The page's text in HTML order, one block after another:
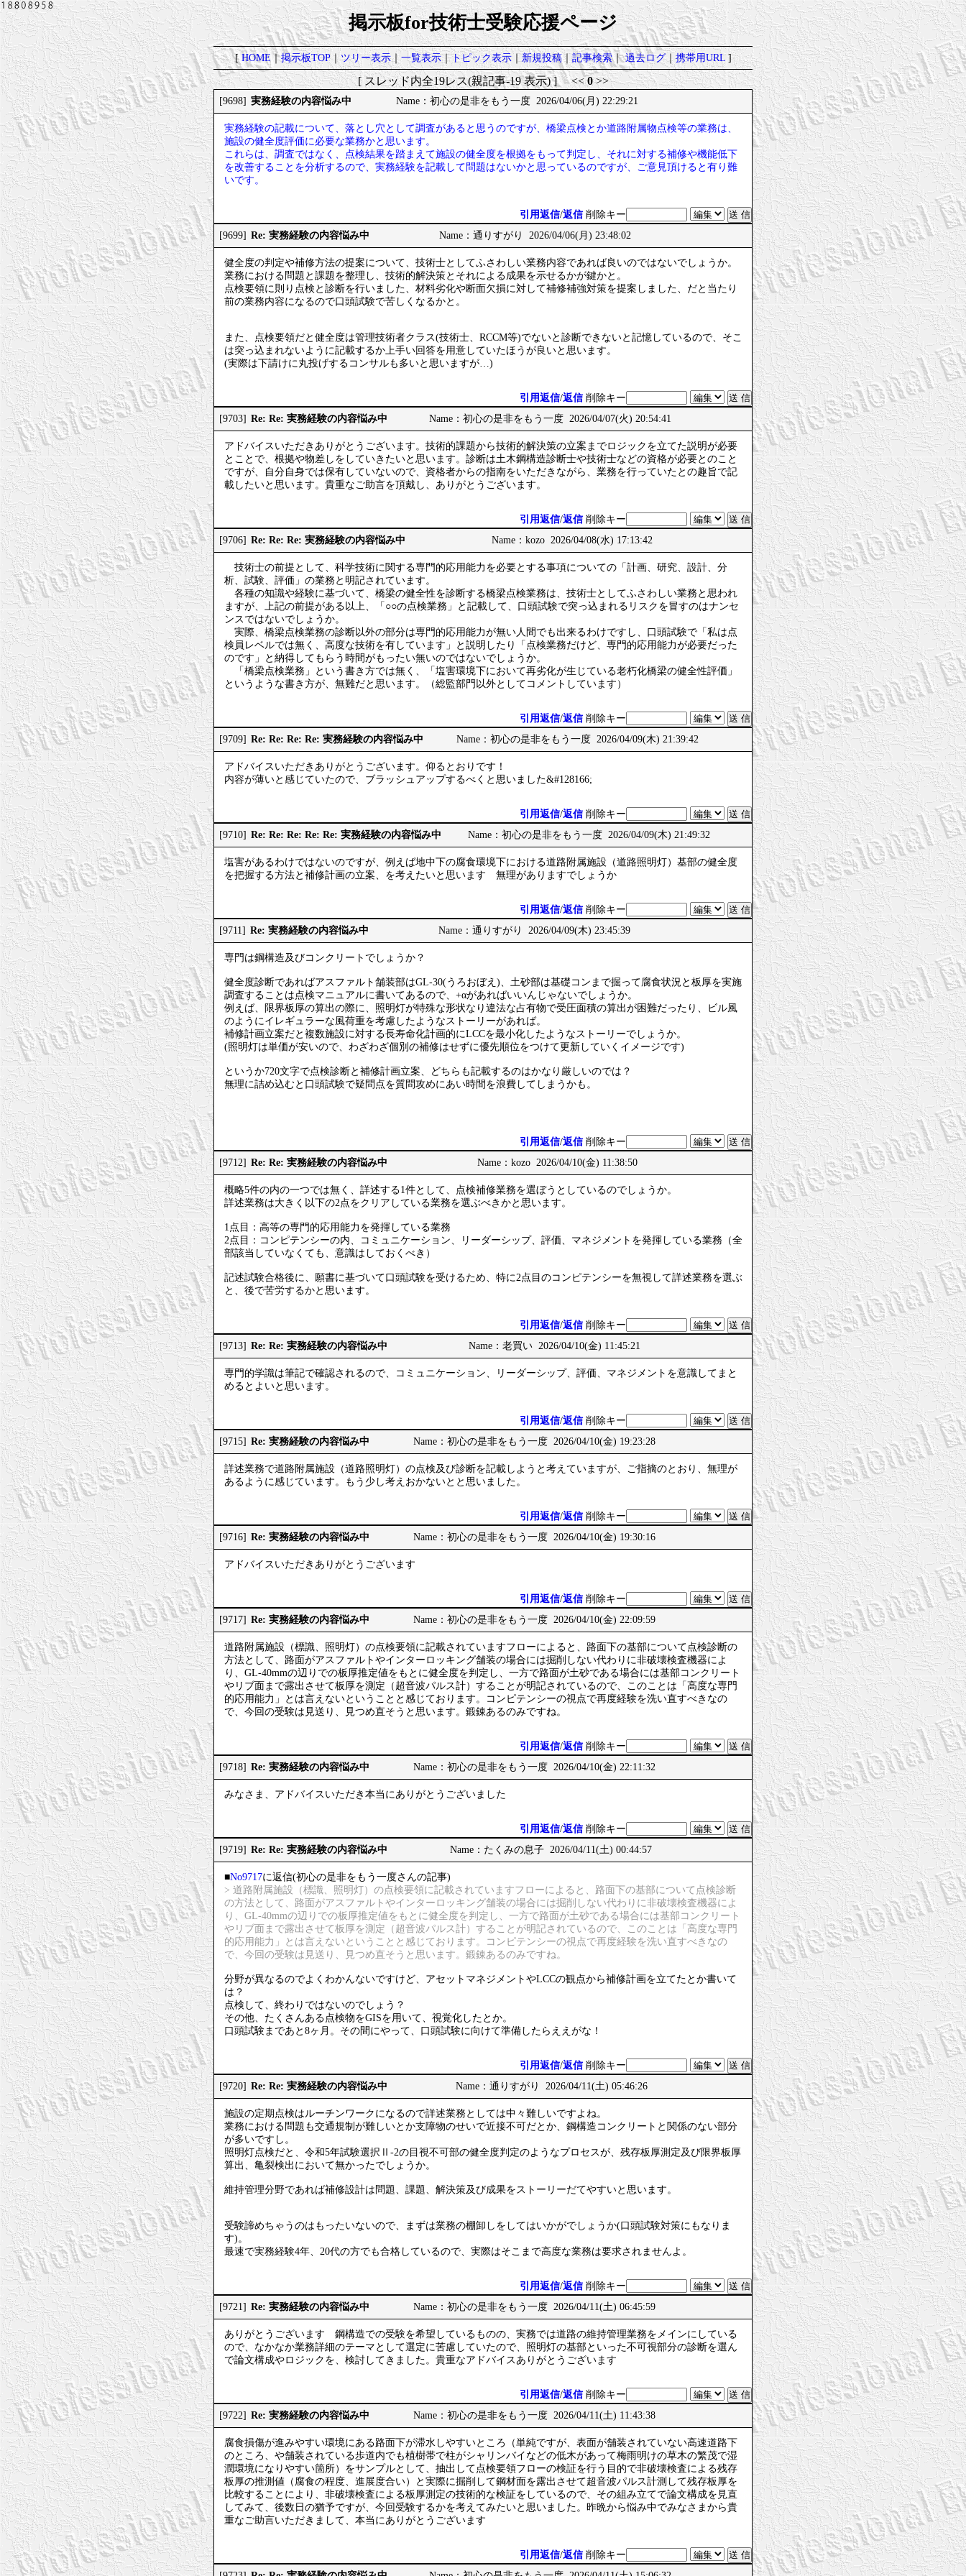
掲示板for技術士受験応援ページ
[HOME｜掲示板TOP｜ツリー表示｜一覧表示｜トピック表示｜新規投稿｜記事検索｜過去ログ｜携帯用URL]
[ スレッド内全19レス(親記事-19 表示) ] <<0>>
[9698] 実務経験の内容悩み中 Name：初心の是非をもう一度 2026/04/06(月) 22:29:21
実務経験の記載について、落とし穴として調査があると思うのですが、橋梁点検とか道路附属物点検等の業務は、
施設の健全度評価に必要な業務かと思います。
これらは、調査ではなく、点検結果を踏まえて施設の健全度を根拠をもって判定し、それに対する補修や機能低下
を改善することを分析するので、実務経験を記載して問題はないかと思っているのですが、ご意見頂けると有り難
いです。
引用返信/返信 削除キー
[9699] Re: 実務経験の内容悩み中 Name：通りすがり 2026/04/06(月) 23:48:02
健全度の判定や補修方法の提案について、技術士としてふさわしい業務内容であれば良いのではないでしょうか。
業務における問題と課題を整理し、技術的解決策とそれによる成果を示せるかが鍵かと。
点検要領に則り点検と診断を行いました、材料劣化や断面欠損に対して補修補強対策を提案しました、だと当たり
前の業務内容になるので口頭試験で苦しくなるかと。
また、点検要領だと健全度は管理技術者クラス(技術士、RCCM等)でないと診断できないと記憶しているので、そこ
は突っ込まれないように記載するか上手い回答を用意していたほうが良いと思います。
(実際は下請けに丸投げするコンサルも多いと思いますが…)
引用返信/返信 削除キー
[9703] Re: Re: 実務経験の内容悩み中 Name：初心の是非をもう一度 2026/04/07(火) 20:54:41
アドバイスいただきありがとうございます。技術的課題から技術的解決策の立案までロジックを立てた説明が必要
とことで、根拠や物差しをしていきたいと思います。診断は土木鋼構造診断士や技術士などの資格が必要とのこと
ですが、自分自身では保有していないので、資格者からの指南をいただきながら、業務を行っていたとの趣旨で記
載したいと思います。貴重なご助言を頂戴し、ありがとうございます。
引用返信/返信 削除キー
[9706] Re: Re: Re: 実務経験の内容悩み中 Name：kozo 2026/04/08(水) 17:13:42
技術士の前提として、科学技術に関する専門的応用能力を必要とする事項についての「計画、研究、設計、分
析、試験、評価」の業務と明記されています。
各種の知識や経験に基づいて、橋梁の健全性を診断する橋梁点検業務は、技術士としてふさわしい業務と思われ
ますが、上記の前提がある以上、「○○の点検業務」と記載して、口頭試験で突っ込まれるリスクを冒すのはナンセ
ンスではないでしょうか。
実際、橋梁点検業務の診断以外の部分は専門的応用能力が無い人間でも出来るわけですし、口頭試験で「私は点
検員レベルでは無く、高度な技術を有しています」と説明したり「点検業務だけど、専門的応用能力が必要だった
のです」と納得してもらう時間がもったい無いのではないでしょうか。
「橋梁点検業務」という書き方では無く、「塩害環境下において再劣化が生じている老朽化橋梁の健全性評価」
というような書き方が、無難だと思います。（総監部門以外としてコメントしています）
引用返信/返信 削除キー
[9709] Re: Re: Re: Re: 実務経験の内容悩み中 Name：初心の是非をもう一度 2026/04/09(木) 21:39:42
アドバイスいただきありがとうございます。仰るとおりです！
内容が薄いと感じていたので、ブラッシュアップするべくと思いました&#128166;
引用返信/返信 削除キー
[9710] Re: Re: Re: Re: Re: 実務経験の内容悩み中 Name：初心の是非をもう一度 2026/04/09(木) 21:49:32
塩害があるわけではないのですが、例えば地中下の腐食環境下における道路附属施設（道路照明灯）基部の健全度
を把握する方法と補修計画の立案、を考えたいと思います 無理がありますでしょうか
引用返信/返信 削除キー
[9711] Re: 実務経験の内容悩み中 Name：通りすがり 2026/04/09(木) 23:45:39
専門は鋼構造及びコンクリートでしょうか？
健全度診断であればアスファルト舗装部はGL-30(うろおぼえ)、土砂部は基礎コンまで掘って腐食状況と板厚を実施
調査することは点検マニュアルに書いてあるので、+αがあればいいんじゃないでしょうか。
例えば、限界板厚の算出の際に、照明灯が特殊な形状なり違法な占有物で受圧面積の算出が困難だったり、ビル風
のようにイレギュラーな風荷重を考慮したようなストーリーがあれば。
補修計画立案だと複数施設に対する長寿命化計画的にLCCを最小化したようなストーリーでしょうか。
(照明灯は単価が安いので、わざわざ個別の補修はせずに優先順位をつけて更新していくイメージです)
というか720文字で点検診断と補修計画立案、どちらも記載するのはかなり厳しいのでは？
無理に詰め込むと口頭試験で疑問点を質問攻めにあい時間を浪費してしまうかも。
引用返信/返信 削除キー
[9712] Re: Re: 実務経験の内容悩み中 Name：kozo 2026/04/10(金) 11:38:50
概略5件の内の一つでは無く、詳述する1件として、点検補修業務を選ぼうとしているのでしょうか。
詳述業務は大きく以下の2点をクリアしている業務を選ぶべきかと思います。
1点目：高等の専門的応用能力を発揮している業務
2点目：コンピテンシーの内、コミュニケーション、リーダーシップ、評価、マネジメントを発揮している業務（全
部該当していなくても、意識はしておくべき）
記述試験合格後に、願書に基づいて口頭試験を受けるため、特に2点目のコンピテンシーを無視して詳述業務を選ぶ
と、後で苦労するかと思います。
引用返信/返信 削除キー
[9713] Re: Re: 実務経験の内容悩み中 Name：老買い 2026/04/10(金) 11:45:21
専門的学識は筆記で確認されるので、コミュニケーション、リーダーシップ、評価、マネジメントを意識してまと
めるとよいと思います。
引用返信/返信 削除キー
[9715] Re: 実務経験の内容悩み中 Name：初心の是非をもう一度 2026/04/10(金) 19:23:28
詳述業務で道路附属施設（道路照明灯）の点検及び診断を記載しようと考えていますが、ご指摘のとおり、無理が
あるように感じています。もう少し考えおかないとと思いました。
引用返信/返信 削除キー
[9716] Re: 実務経験の内容悩み中 Name：初心の是非をもう一度 2026/04/10(金) 19:30:16
アドバイスいただきありがとうございます
引用返信/返信 削除キー
[9717] Re: 実務経験の内容悩み中 Name：初心の是非をもう一度 2026/04/10(金) 22:09:59
道路附属施設（標識、照明灯）の点検要領に記載されていますフローによると、路面下の基部について点検診断の
方法として、路面がアスファルトやインターロッキング舗装の場合には掘削しない代わりに非破壊検査機器によ
り、GL-40mmの辺りでの板厚推定値をもとに健全度を判定し、一方で路面が土砂である場合には基部コンクリート
やリブ面まで露出させて板厚を測定（超音波パルス計）することが明記されているので、このことは「高度な専門
的応用能力」とは言えないということと感じております。コンピテンシーの視点で再度経験を洗い直すべきなの
で、今回の受験は見送り、見つめ直そうと思います。鍛錬あるのみですね。
引用返信/返信 削除キー
[9718] Re: 実務経験の内容悩み中 Name：初心の是非をもう一度 2026/04/10(金) 22:11:32
みなさま、アドバイスいただき本当にありがとうございました
引用返信/返信 削除キー
[9719] Re: Re: 実務経験の内容悩み中 Name：たくみの息子 2026/04/11(土) 00:44:57
■No9717に返信(初心の是非をもう一度さんの記事)
> 道路附属施設（標識、照明灯）の点検要領に記載されていますフローによると、路面下の基部について点検診断
の方法として、路面がアスファルトやインターロッキング舗装の場合には掘削しない代わりに非破壊検査機器によ
り、GL-40mmの辺りでの板厚推定値をもとに健全度を判定し、一方で路面が土砂である場合には基部コンクリート
やリブ面まで露出させて板厚を測定（超音波パルス計）することが明記されているので、このことは「高度な専門
的応用能力」とは言えないということと感じております。コンピテンシーの視点で再度経験を洗い直すべきなの
で、今回の受験は見送り、見つめ直そうと思います。鍛錬あるのみですね。
分野が異なるのでよくわかんないですけど、アセットマネジメントやLCCの観点から補修計画を立てたとか書いて
は？
点検して、終わりではないのでしょう？
その他、たくさんある点検物をGISを用いて、視覚化したとか。
口頭試験まであと8ヶ月。その間にやって、口頭試験に向けて準備したらええがな！
引用返信/返信 削除キー
[9720] Re: Re: 実務経験の内容悩み中 Name：通りすがり 2026/04/11(土) 05:46:26
施設の定期点検はルーチンワークになるので詳述業務としては中々難しいですよね。
業務における問題も交通規制が難しいとか支障物のせいで近接不可だとか、鋼構造コンクリートと関係のない部分
が多いですし。
照明灯点検だと、令和5年試験選択Ⅱ-2の目視不可部の健全度判定のようなプロセスが、残存板厚測定及び限界板厚
算出、亀裂検出において無かったでしょうか。
維持管理分野であれば補修設計は問題、課題、解決策及び成果をストーリーだてやすいと思います。
受験諦めちゃうのはもったいないので、まずは業務の棚卸しをしてはいかがでしょうか(口頭試験対策にもなりま
す)。
最速で実務経験4年、20代の方でも合格しているので、実際はそこまで高度な業務は要求されませんよ。
引用返信/返信 削除キー
[9721] Re: 実務経験の内容悩み中 Name：初心の是非をもう一度 2026/04/11(土) 06:45:59
ありがとうございます 鋼構造での受験を希望しているものの、実務では道路の維持管理業務をメインにしている
ので、なかなか業務詳細のテーマとして選定に苦慮していたので、照明灯の基部といった不可視部分の診断を選ん
で論文構成やロジックを、検討してきました。貴重なアドバイスありがとうございます
引用返信/返信 削除キー
[9722] Re: 実務経験の内容悩み中 Name：初心の是非をもう一度 2026/04/11(土) 11:43:38
腐食損傷が進みやすい環境にある路面下が滞水しやすいところ（単純ですが、表面が舗装されていない高速道路下
のところ、や舗装されている歩道内でも植樹帯で柱がシャリンバイなどの低木があって梅雨明けの草木の繁茂で湿
潤環境になりやすい箇所）をサンプルとして、抽出して点検要領フローの検証を行う目的で非破壊検査による残存
板厚の推測値（腐食の程度、進展度合い）と実際に掘削して鋼材面を露出させて超音波パルス計測して残存板厚を
比較することにより、非破壊検査による板厚測定の技術的な検証をしているので、その組み立てで論文構成を見直
してみて、後数日の猶予ですが、今回受験するかを考えてみたいと思いました。昨晩から悩み中でみなさまから貴
重なご助言いただきまして、本当にありがとうございます
引用返信/返信 削除キー